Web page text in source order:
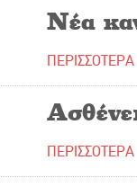
Νέα
ΠΕΡΙΣΣΟΤΕΡΑ
ΠΕΡΙΣΣΟΤΕΡΑ